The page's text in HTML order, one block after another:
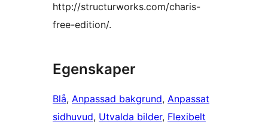
http://structurworks.com/charis-
free-edition/.
Egenskaper
Blå, Anpassad bakgrund, Anpassat
sidhuvud, Utvalda bilder, Flexibelt